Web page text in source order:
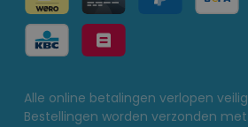
Alle online betalingen verlopen
Bestellingen worden verzonden met